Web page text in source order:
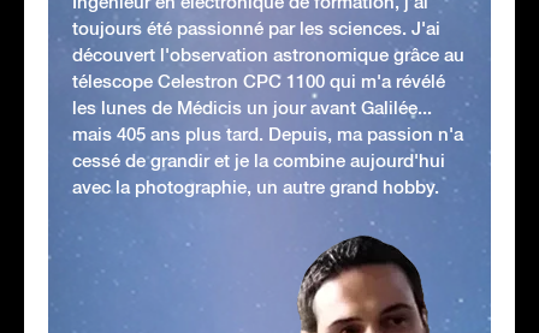
toujours été passionné par les sciences. J'ai
découvert l'observation astronomique grâce au
télescope Celestron CPC 1100 qui m'a révélé
les lunes de Médicis un jour avant Galilée...
mais 405 ans plus tard. Depuis, ma passion n'a
cessé de grandir et je la combine aujourd'hui
avec la photographie, un autre grand hobby.